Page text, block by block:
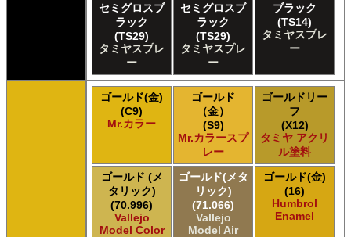
セミグロスブ
ラック
(TS29)
タミヤスプレ
ー
セミグロスブ
ラック
(TS29)
タミヤスプレ
ー
ブラック
(TS14)
タミヤスプレ
ー
ゴールド(金)
(C9)
Mr.カラー
ゴールド
（金）
(S9)
Mr.カラースプ
レー
ゴールドリー
フ
(X12)
タミヤ アクリ
ル塗料
ゴールド (メ
タリック)
(70.996)
Vallejo
Model Color
ゴールド(メタ
リック)
(71.066)
Vallejo
Model Air
ゴールド(金)
(16)
Humbrol
Enamel